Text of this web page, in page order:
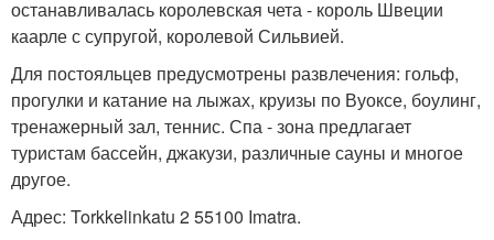
останавливалась королевская чета - король Швеции
каарле с супругой, королевой Сильвией.
Для постояльцев предусмотрены развлечения: гольф,
прогулки и катание на лыжах, круизы по Вуоксе, боулинг,
тренажерный зал, теннис. Спа - зона предлагает
туристам бассейн, джакузи, различные сауны и многое
другое.
Адрес: Torkkelinkatu 2 55100 Imatra.